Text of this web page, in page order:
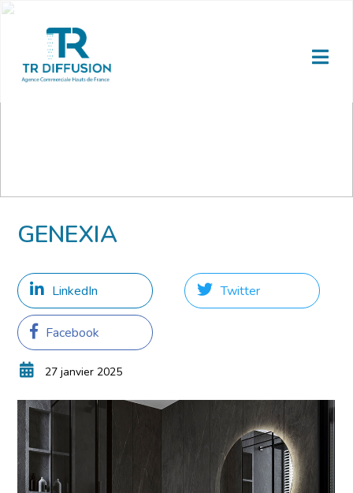
GENEXIA
LinkedIn Twitter
Facebook
27 janvier 2025